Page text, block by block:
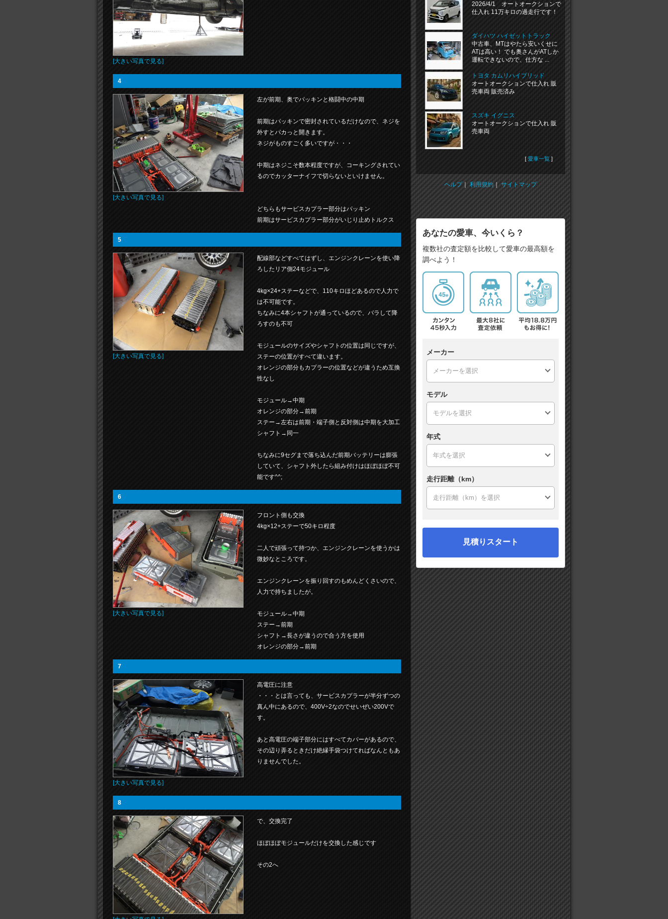
[大きい写真で見る]
4
[大きい写真で見る]
左が前期、奥でパッキンと格闘中の中期
前期はパッキンで密封されているだけなので、ネジを
外すとパカっと開きます。
ネジがものすごく多いですが・・・
中期はネジこそ数本程度ですが、コーキングされてい
るのでカッターナイフで切らないといけません。
どちらもサービスカプラー部分はパッキン
前期はサービスカプラー部分がいじり止めトルクス
5
[大きい写真で見る]
配線部などすべてはずし、エンジンクレーンを使い降
ろしたリア側24モジュール
4kg×24+ステーなどで、110キロほどあるので人力で
は不可能です。
ちなみに4本シャフトが通っているので、バラして降
ろすのも不可
モジュールのサイズやシャフトの位置は同じですが、
ステーの位置がすべて違います。
オレンジの部分もカプラーの位置などが違うため互換
性なし
モジュール→中期
オレンジの部分→前期
ステー→左右は前期・端子側と反対側は中期を大加工
シャフト→同一
ちなみに9セグまで落ち込んだ前期バッテリーは膨張
していて、シャフト外したら組み付けはほぼほぼ不可
能です^^;
6
[大きい写真で見る]
フロント側も交換
4kg×12+ステーで50キロ程度
二人で頑張って持つか、エンジンクレーンを使うかは
微妙なところです。
エンジンクレーンを振り回すのもめんどくさいので、
人力で持ちましたが。
モジュール→中期
ステー→前期
シャフト→長さが違うので合う方を使用
オレンジの部分→前期
7
[大きい写真で見る]
高電圧に注意
・・・とは言っても、サービスカプラーが半分ずつの
真ん中にあるので、400V÷2なのでせいぜい200Vで
す。
あと高電圧の端子部分にはすべてカバーがあるので、
その辺り弄るときだけ絶縁手袋つけてればなんともあ
りませんでした。
8
で、交換完了
ほぼほぼモジュールだけを交換した感じです
その2へ
2026/4/1 オートオークションで
仕入れ 11万キロの過走行です！
ダイハツ ハイゼットトラック
中古車、MTはやたら安いくせに
ATは高い！ でも奥さんがATしか
運転できないので、仕方な ...
トヨタ カムリハイブリッド
オートオークションで仕入れ 販
売車両 販売済み
スズキ イグニス
オートオークションで仕入れ 販
売車両
[ 愛車一覧 ]
ヘルプ｜利用規約 ｜サイトマップ
あなたの愛車、今いくら？
複数社の査定額を比較して愛車の最高額を
調べよう！
メーカー
モデル
年式
走行距離（km）
見積りスタート